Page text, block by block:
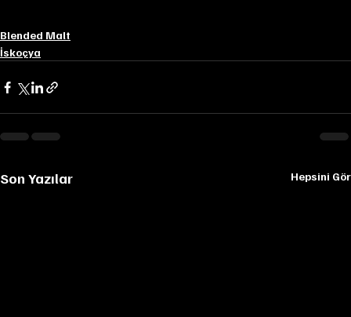
Blended Malt
İskoçya
Son Yazılar Hepsini Gör